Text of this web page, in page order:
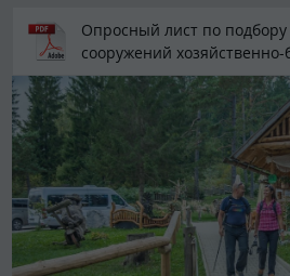
Опросный лист по
сооружений